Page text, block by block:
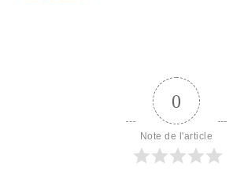
0
Note de l'article